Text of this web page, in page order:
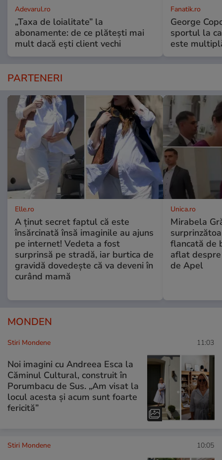
Adevarul.ro
„Taxa de loialitate” la
abonamente: de ce plătești mai
mult dacă ești client vechi
Fanatik.ro
George
sportul la
este
PARTENERI
Elle.ro
A ținut secret faptul că este
însărcinată însă imaginile au ajuns
pe internet! Vedeta a fost
surprinsă pe stradă, iar burtica de
gravidă dovedește că va deveni în
curând mamă
Unica.ro
Mirabela
flancată de
aflat
de Apel
MONDEN
Stiri Mondene 11:03
Noi imagini cu Andreea Esca la
Căminul Cultural, construit în
Porumbacu de Sus. „Am visat la
locul acesta și acum sunt foarte
fericită”
Stiri Mondene 10:05